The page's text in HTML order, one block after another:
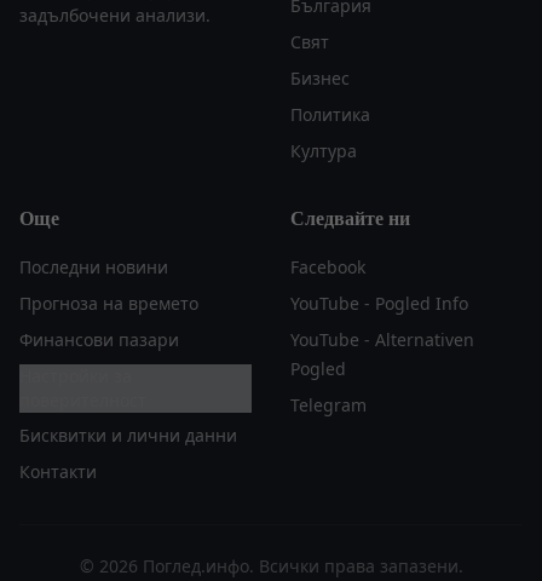
задълбочени анализи.
България
Свят
Бизнес
Политика
Култура
Още
Последни новини
Прогноза на времето
Финансови пазари
Бисквитки и лични данни
Контакти
Следвайте ни
Facebook
YouTube - Pogled Info
YouTube - Alternativen
Pogled
Telegram
© 2026 Поглед.инфо. Всички права запазени.